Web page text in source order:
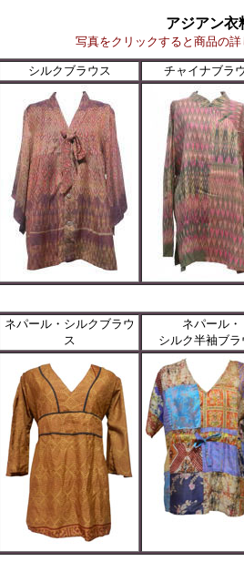
アジアン
写真をクリックすると商品の
シルクブラウス チャイナブラ
ネパール・シルクブラウ
ス
ネパール・
シルク半袖ブラ